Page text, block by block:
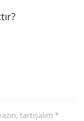
tartışalım *